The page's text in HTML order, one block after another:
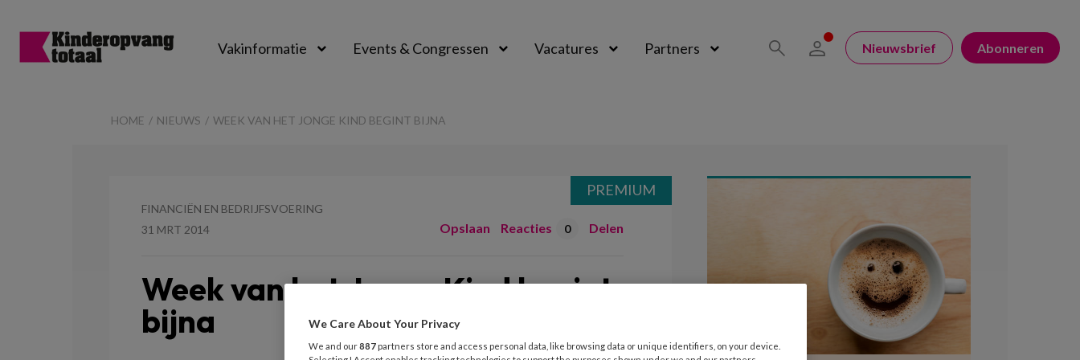
Vakinformatie Events & Congressen Vacatures Partners Nieuwsbrief Abonneren
HOME NIEUWS WEEK VAN HET JONGE KIND BEGINT BIJNA
FINANCIËN EN BEDRIJFSVOERING
31 MRT 2014
Opslaan Reacties 0 Delen
Week van het Jonge Kind begint
bijna
PREMIUM
We Care About Your Privacy
We and our887 partners store and access personal data, like browsing data or unique identifiers, on your device.